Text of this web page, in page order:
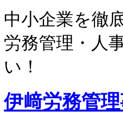
中小企業を徹
労務管理・人
い！
伊﨑労務管